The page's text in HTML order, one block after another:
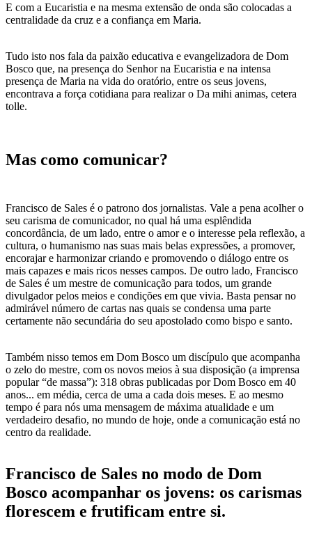
E com a Eucaristia e na mesma extensão de onda são colocadas a
centralidade da cruz e a confiança em Maria.
Tudo isto nos fala da paixão educativa e evangelizadora de Dom
Bosco que, na presença do Senhor na Eucaristia e na intensa
presença de Maria na vida do oratório, entre os seus jovens,
encontrava a força cotidiana para realizar o Da mihi animas, cetera
tolle.
Mas como comunicar?
Francisco de Sales é o patrono dos jornalistas. Vale a pena acolher o
seu carisma de comunicador, no qual há uma esplêndida
concordância, de um lado, entre o amor e o interesse pela reflexão, a
cultura, o humanismo nas suas mais belas expressões, a promover,
encorajar e harmonizar criando e promovendo o diálogo entre os
mais capazes e mais ricos nesses campos. De outro lado, Francisco
de Sales é um mestre de comunicação para todos, um grande
divulgador pelos meios e condições em que vivia. Basta pensar no
admirável número de cartas nas quais se condensa uma parte
certamente não secundária do seu apostolado como bispo e santo.
Também nisso temos em Dom Bosco um discípulo que acompanha
o zelo do mestre, com os novos meios à sua disposição (a imprensa
popular “de massa”): 318 obras publicadas por Dom Bosco em 40
anos... em média, cerca de uma a cada dois meses. E ao mesmo
tempo é para nós uma mensagem de máxima atualidade e um
verdadeiro desafio, no mundo de hoje, onde a comunicação está no
centro da realidade.
Francisco de Sales no modo de Dom
Bosco acompanhar os jovens: os carismas
florescem e frutificam entre si.